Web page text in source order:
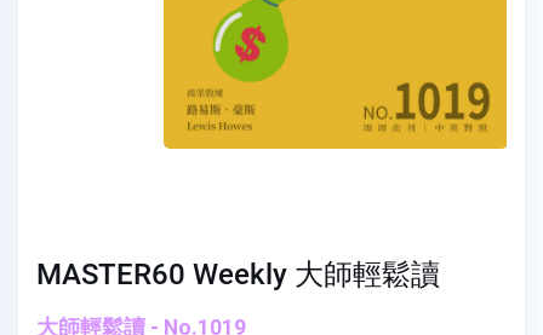
MASTER60 Weekly 大師輕鬆讀
大師輕鬆讀 - No.1019